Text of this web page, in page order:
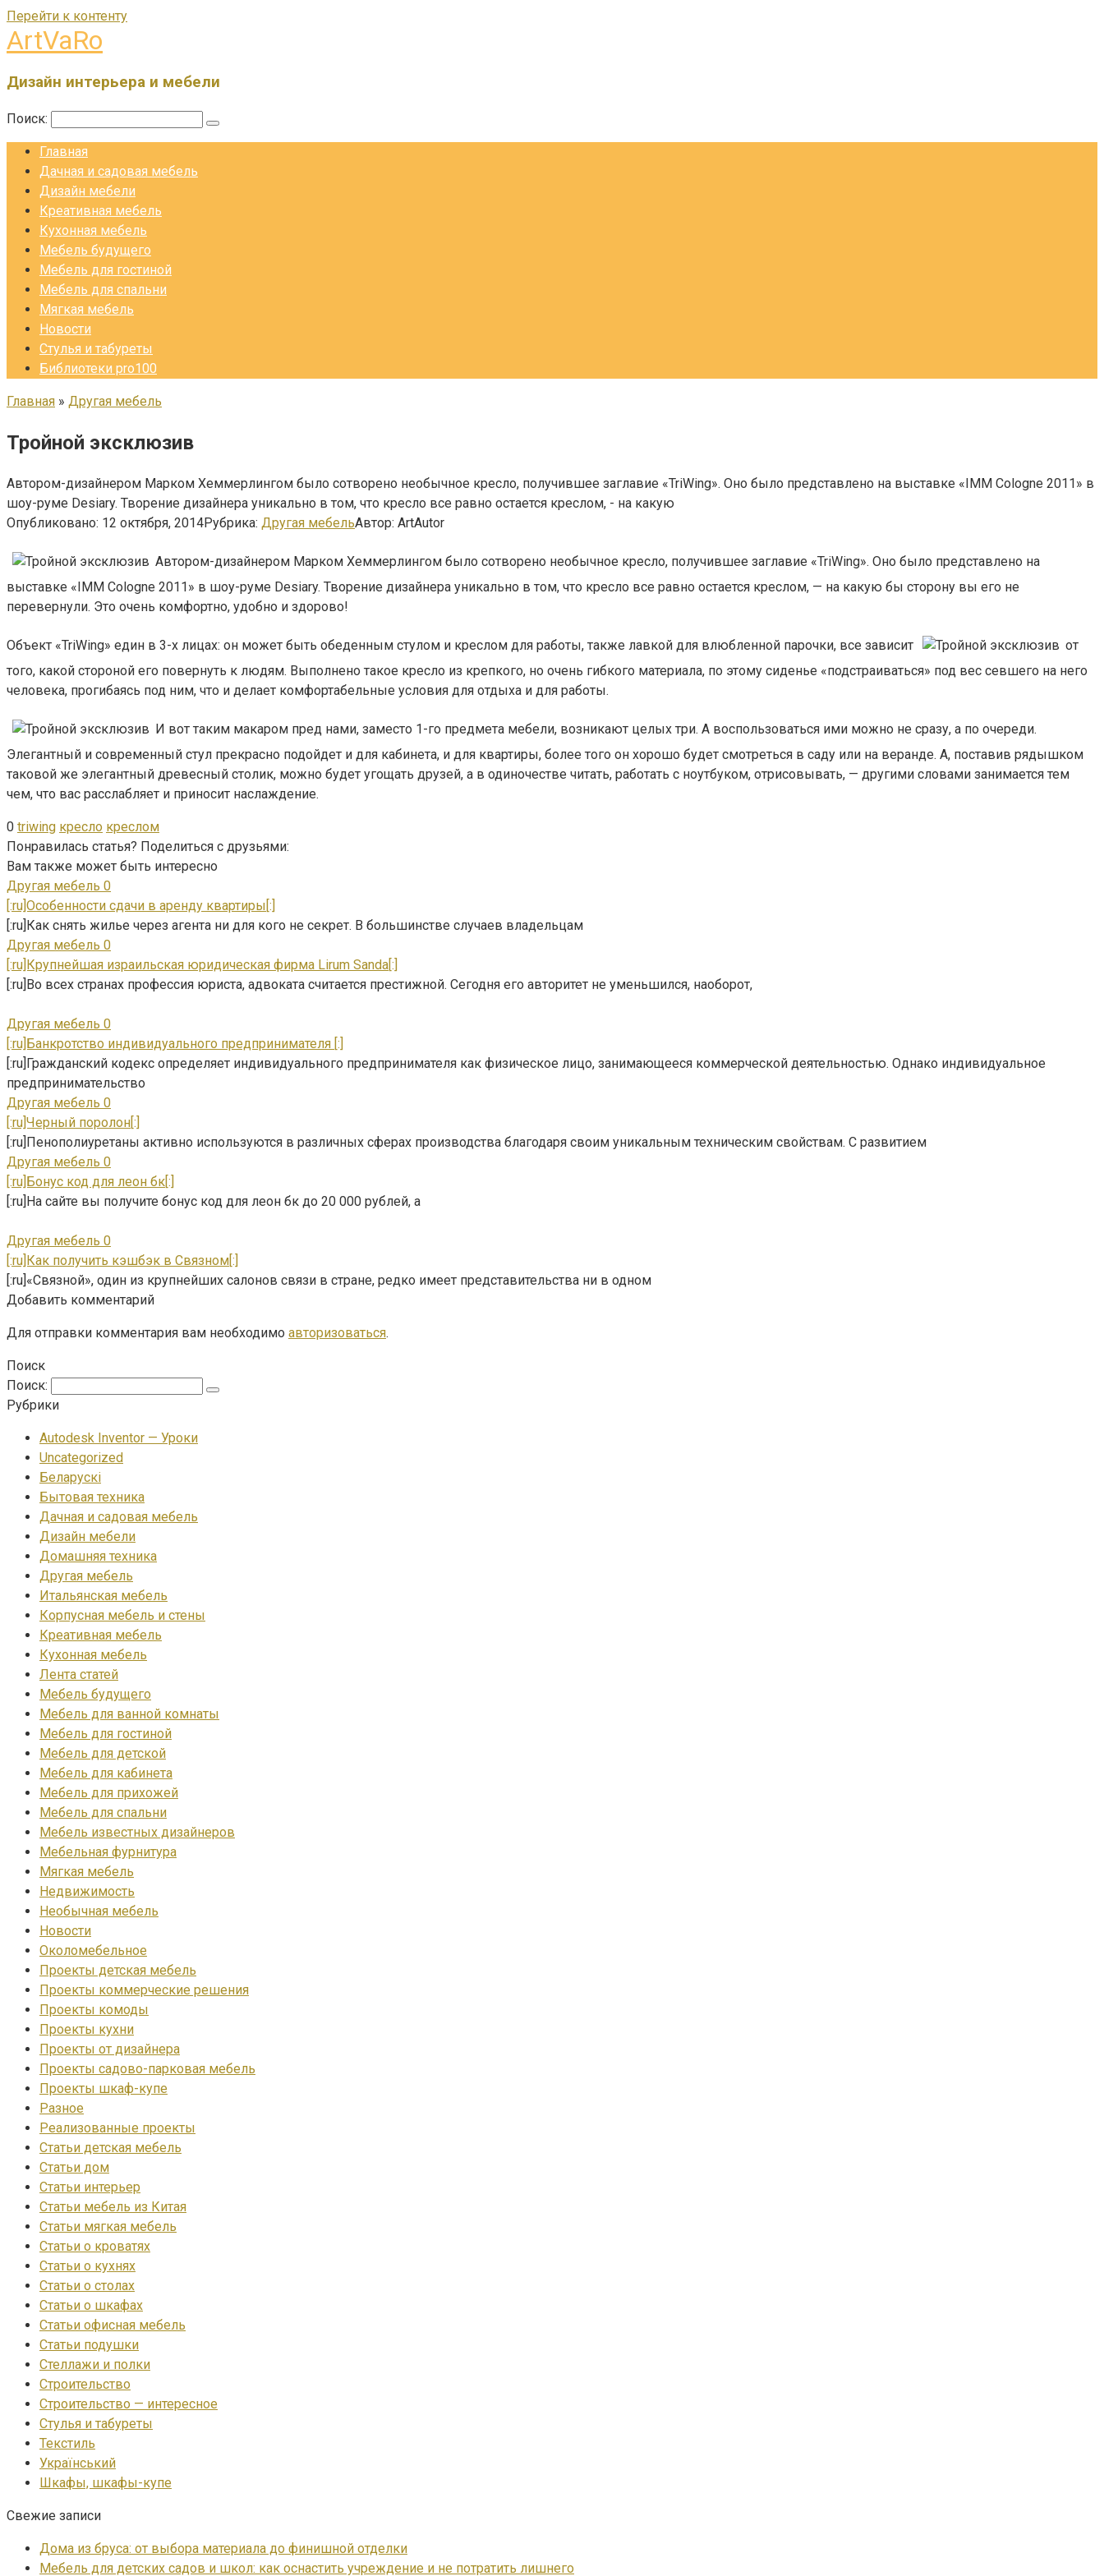
Перейти к контенту
ArtVaRo
Дизайн интерьера и мебели
Поиск:
Главная
Дачная и садовая мебель
Дизайн мебели
Креативная мебель
Кухонная мебель
Мебель будущего
Мебель для гостиной
Мебель для спальни
Мягкая мебель
Новости
Стулья и табуреты
Библиотеки pro100
Главная » Другая мебель
Тройной эксклюзив
Автором-дизайнером Марком Хеммерлингом было сотворено необычное кресло, получившее заглавие «TriWing». Оно было представлено на выставке «IMM Cologne 2011» в
шоу-руме Desiary. Творение дизайнера уникально в том, что кресло все равно остается креслом, - на какую
Опубликовано: 12 октября, 2014Рубрика: Другая мебельАвтор: ArtAutor
Автором-дизайнером Марком Хеммерлингом было сотворено необычное кресло, получившее заглавие «TriWing». Оно было представлено на
выставке «IMM Cologne 2011» в шоу-руме Desiary. Творение дизайнера уникально в том, что кресло все равно остается креслом, — на какую бы сторону вы его не
перевернули. Это очень комфортно, удобно и здорово!
Объект «TriWing» един в 3-х лицах: он может быть обеденным стулом и креслом для работы, также лавкой для влюбленной парочки, все зависит
от
того, какой стороной его повернуть к людям. Выполнено такое кресло из крепкого, но очень гибкого материала, по этому сиденье «подстраиваться» под вес севшего на него
человека, прогибаясь под ним, что и делает комфортабельные условия для отдыха и для работы.
И вот таким макаром пред нами, заместо 1-го предмета мебели, возникают целых три. А воспользоваться ими можно не сразу, а по очереди.
Элегантный и современный стул прекрасно подойдет и для кабинета, и для квартиры, более того он хорошо будет смотреться в саду или на веранде. А, поставив рядышком
таковой же элегантный древесный столик, можно будет угощать друзей, а в одиночестве читать, работать с ноутбуком, отрисовывать, — другими словами занимается тем
чем, что вас расслабляет и приносит наслаждение.
0 triwing кресло креслом
Понравилась статья? Поделиться с друзьями:
Вам также может быть интересно
Другая мебель 0
[:ru]Особенности сдачи в аренду квартиры[:]
[:ru]Как снять жилье через агента ни для кого не секрет. В большинстве случаев владельцам
Другая мебель 0
[:ru]Крупнейшая израильская юридическая фирма Lirum Sanda[:]
[:ru]Во всех странах профессия юриста, адвоката считается престижной. Сегодня его авторитет не уменьшился, наоборот,
Другая мебель 0
[:ru]Банкротство индивидуального предпринимателя [:]
[:ru]Гражданский кодекс определяет индивидуального предпринимателя как физическое лицо, занимающееся коммерческой деятельностью. Однако индивидуальное
предпринимательство
Другая мебель 0
[:ru]Черный поролон[:]
[:ru]Пенополиуретаны активно используются в различных сферах производства благодаря своим уникальным техническим свойствам. С развитием
Другая мебель 0
[:ru]Бонус код для леон бк[:]
[:ru]На сайте вы получите бонус код для леон бк до 20 000 рублей, а
Другая мебель 0
[:ru]Как получить кэшбэк в Связном[:]
[:ru]«Связной», один из крупнейших салонов связи в стране, редко имеет представительства ни в одном
Добавить комментарий
Для отправки комментария вам необходимо авторизоваться.
Поиск
Поиск:
Рубрики
Autodesk Inventor — Уроки
Uncategorized
Беларускі
Бытовая техника
Дачная и садовая мебель
Дизайн мебели
Домашняя техника
Другая мебель
Итальянская мебель
Корпусная мебель и стены
Креативная мебель
Кухонная мебель
Лента статей
Мебель будущего
Мебель для ванной комнаты
Мебель для гостиной
Мебель для детской
Мебель для кабинета
Мебель для прихожей
Мебель для спальни
Мебель известных дизайнеров
Мебельная фурнитура
Мягкая мебель
Недвижимость
Необычная мебель
Новости
Околомебельное
Проекты детская мебель
Проекты коммерческие решения
Проекты комоды
Проекты кухни
Проекты от дизайнера
Проекты садово-парковая мебель
Проекты шкаф-купе
Разное
Реализованные проекты
Статьи детская мебель
Статьи дом
Статьи интерьер
Статьи мебель из Китая
Статьи мягкая мебель
Статьи о кроватях
Статьи о кухнях
Статьи о столах
Статьи о шкафах
Статьи офисная мебель
Статьи подушки
Стеллажи и полки
Строительство
Строительство — интересное
Стулья и табуреты
Текстиль
Український
Шкафы, шкафы-купе
Свежие записи
Дома из бруса: от выбора материала до финишной отделки
Мебель для детских садов и школ: как оснастить учреждение и не потратить лишнего